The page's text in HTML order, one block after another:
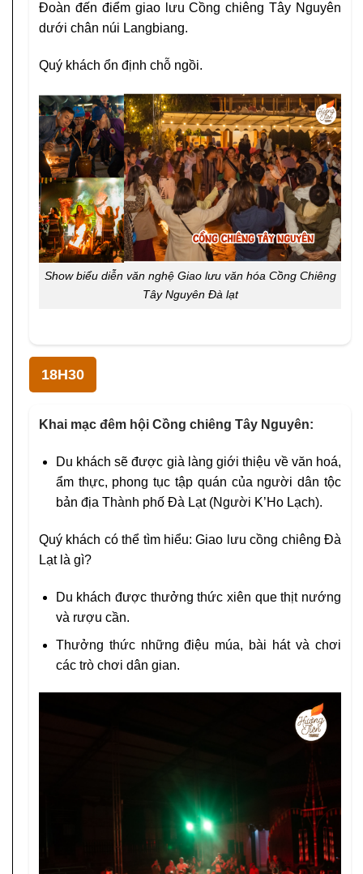
Đoàn đến điểm giao lưu Cồng chiêng Tây Nguyên
dưới chân núi Langbiang.
Quý khách ổn định chỗ ngồi.
Show biểu diễn văn nghệ Giao lưu văn hóa Cồng Chiêng
Tây Nguyên Đà lạt
18H30
Khai mạc đêm hội Cồng chiêng Tây Nguyên:
Du khách sẽ được già làng giới thiệu về văn hoá,
ẩm thực, phong tục tập quán của người dân tộc
bản địa Thành phố Đà Lạt (Người K’Ho Lạch).
Quý khách có thể tìm hiểu:Giao lưu cồng chiêng Đà
Lạt là gì?
Du khách được thưởng thức xiên que thịt nướng
và rượu cần.
Thưởng thức những điệu múa, bài hát và chơi
các trò chơi dân gian.